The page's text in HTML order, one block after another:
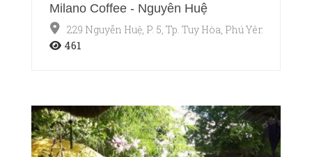
Milano Coffee - Nguyễn Huệ
229 Nguyễn Huệ, P. 5, Tp. Tuy Hòa, Phú Yên
461